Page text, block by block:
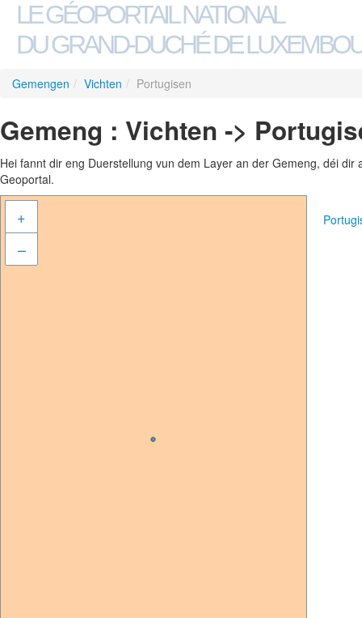
LE GÉOPORTAIL NATIONAL
DU GRAND-DUCHÉ DE
Gemengen / Vichten / Portugisen
Gemeng : Vichten ->
Hei fannt dir eng Duerstellung vun dem Layer an der Gemeng, déi
Geoportal.
+
–